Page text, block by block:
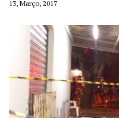
13, Março, 2017